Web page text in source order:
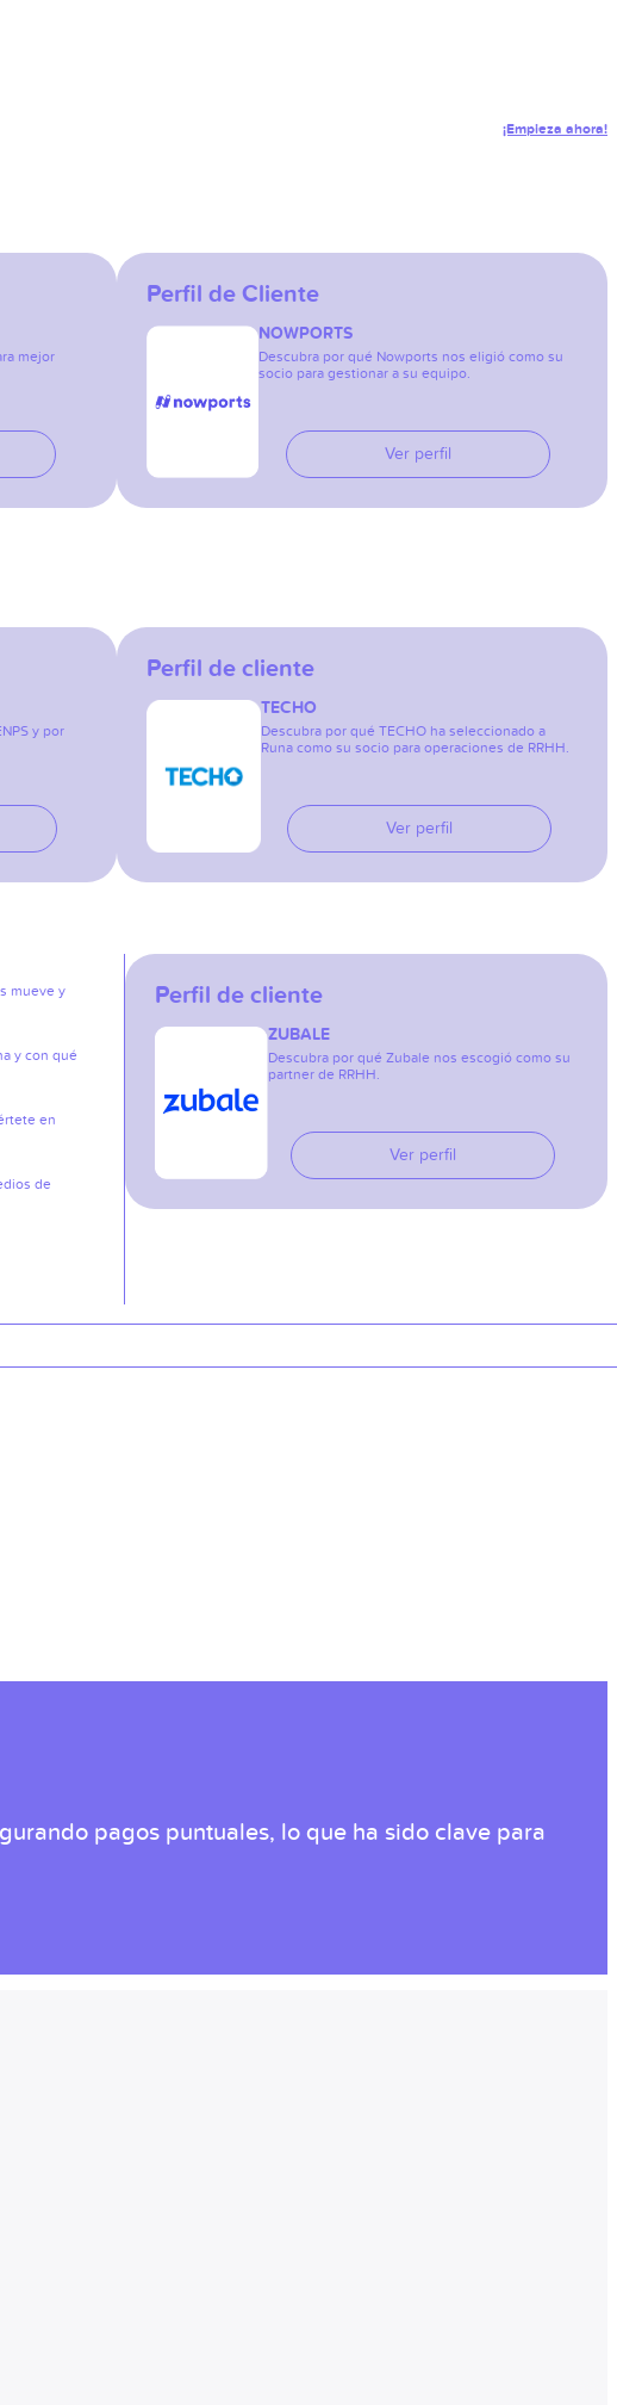
¡Empieza ahora!
mejor
Perfil de Cliente
NOWPORTS
Descubra por qué Nowports nos eligió como su
socio para gestionar a su equipo.
Ver perfil
y por
Perfil de cliente
TECHO
Descubra por qué TECHO ha seleccionado a
Runa como su socio para operaciones de RRHH.
Ver perfil
mueve y
y con qué
en
de
Perfil de cliente
ZUBALE
Descubra por qué Zubale nos escogió como su
partner de RRHH.
Ver perfil
pagos puntuales, lo que ha sido clave para